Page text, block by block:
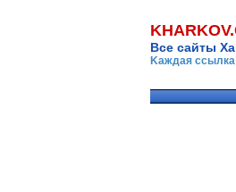
Все сайты
Kаждая